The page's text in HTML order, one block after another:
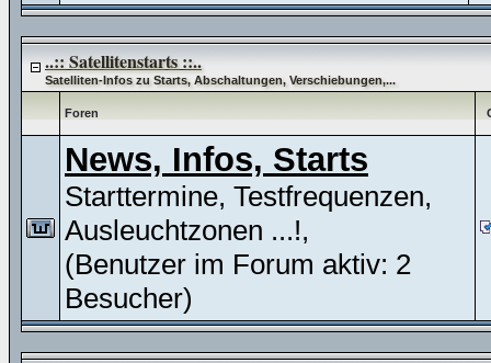
..:: Satellitenstarts ::..
Satelliten-Infos zu Starts, Abschaltungen, Verschiebungen,...
Foren
News, Infos, Starts
Starttermine, Testfrequenzen,
Ausleuchtzonen ...!,
(Benutzer im Forum aktiv: 2
Besucher)